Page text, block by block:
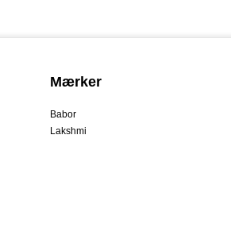
Mærker
Babor
Lakshmi